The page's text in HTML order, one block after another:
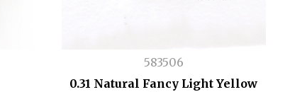
583506
0.31 Natural Fancy Light Yellow